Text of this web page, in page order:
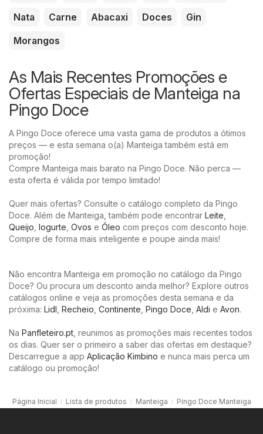
Nata
Carne Abacaxi Doces
Gin
Morangos
As Mais Recentes Promoções e
Ofertas Especiais de Manteiga na
Pingo Doce
A Pingo Doce oferece uma vasta gama de produtos a ótimos
preços — e esta semana o(a) Manteiga também está em
promoção!
Compre Manteiga mais barato na Pingo Doce. Não perca —
esta oferta é válida por tempo limitado!
Quer mais ofertas? Consulte o catálogo completo da Pingo
Doce. Além de Manteiga, também pode encontrar Leite
Queijo Iogurte Ovos e Óleo com preços com desconto hoje.
Compre de forma mais inteligente e poupe ainda mais!
Não encontra Manteiga em promoção no catálogo da Pingo
Doce? Ou procura um desconto ainda melhor? Explore outros
catálogos online e veja as promoções desta semana e da
próxima: Lidl Recheio Continente Pingo Doce Aldi e Avon.
Na Panfleteiro.pt , reunimos as promoções mais recentes todos
os dias. Quer ser o primeiro a saber das ofertas em destaque?
Descarregue a app Aplicação Kimbino e nunca mais perca um
catálogo ou promoção!
Página Inicial Lista de produtos Manteiga Pingo Doce Manteiga